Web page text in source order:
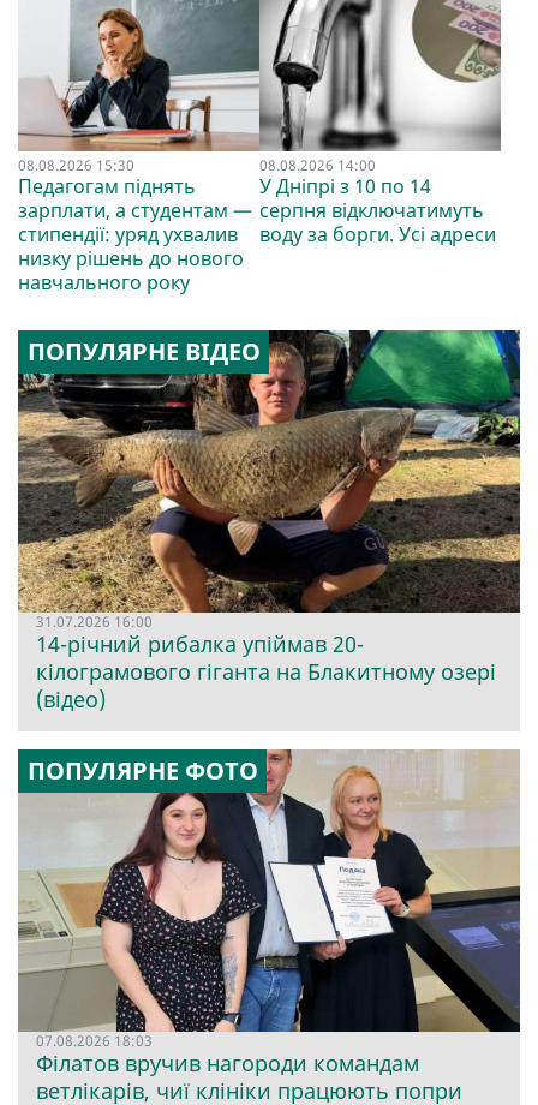
08.08.2026 15:30
Педагогам піднять
зарплати, а студентам —
стипендії: уряд ухвалив
низку рішень до нового
навчального року
08.08.2026 14:00
У Дніпрі з 10 по 14
серпня відключатимуть
воду за борги. Усі адреси
ПОПУЛЯРНЕ ВІДЕО
31.07.2026 16:00
14-річний рибалка упіймав 20-
кілограмового гіганта на Блакитному озері
(відео)
ПОПУЛЯРНЕ ФОТО
07.08.2026 18:03
Філатов вручив нагороди командам
ветлікарів, чиї клініки працюють попри